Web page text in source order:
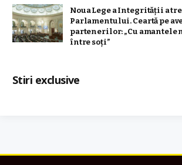
Noua Lege a Integrității a
Parlamentului. Ceartă pe
partenerilor: „Cu amantele
între soți”
Stiri exclusive